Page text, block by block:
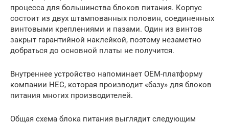
процесса для большинства блоков питания. Корпус
состоит из двух штампованных половин, соединенных
винтовыми креплениями и пазами. Один из винтов
закрыт гарантийной наклейкой, поэтому незаметно
добраться до основной платы не получится.
Внутреннее устройство напоминает OEM-платформу
компании HEC, которая производит «базу» для блоков
питания многих производителей.
Общая схема блока питания выглядит следующим